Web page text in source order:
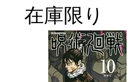
在庫限り